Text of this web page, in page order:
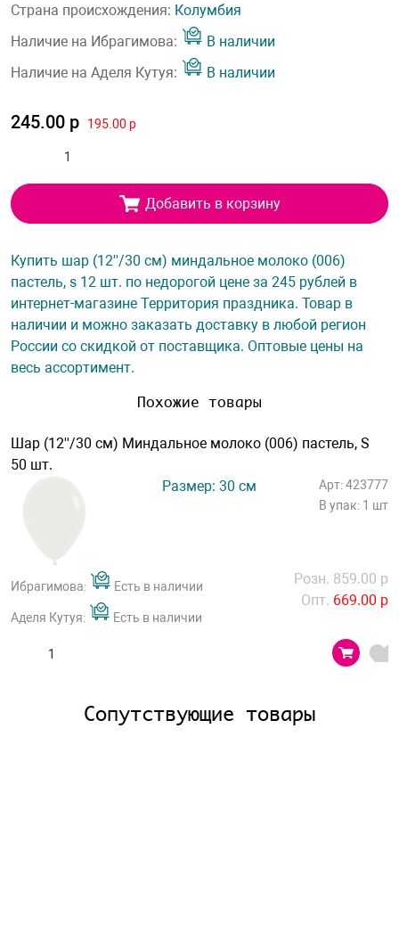
Страна происхождения: Колумбия
Наличие на Ибрагимова:
В наличии
Наличие на Аделя Кутуя:
В наличии
245.00 р 195.00 р
Добавить в корзину
Купить шар (12''/30 см) миндальное молоко (006)
пастель, s 12 шт. по недорогой цене за 245 рублей в
интернет-магазине Территория праздника. Товар в
наличии и можно заказать доставку в любой регион
России со скидкой от поставщика. Оптовые цены на
весь ассортимент.
Похожие товары
Шар (12''/30 см) Миндальное молоко (006) пастель, S
50 шт.
Размер: 30 см
Арт: 423777
В упак: 1 шт
Ибрагимова: Есть в наличии
Аделя Кутуя: Есть в наличии
Розн. 859.00 р
Опт. 669.00 р
Сопутствующие товары